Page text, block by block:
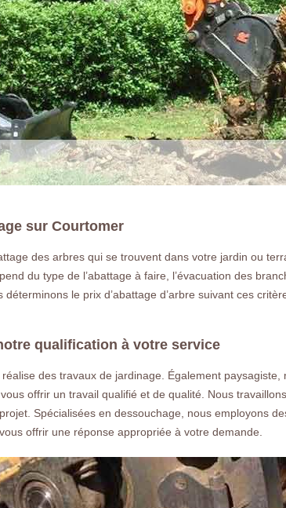
LA
gratuit rapide.
Nos réalisations
sur Courtomer
des arbres qui se trouvent dans votre jardin ou
du type de l’abattage à faire, l’évacuation des
le prix d’abattage d’arbre suivant ces
qualification à votre service
des travaux de jardinage. Également
offrir un travail qualifié et de qualité. Nous
Spécialisées en dessouchage, nous employons
offrir une réponse appropriée à votre demande.